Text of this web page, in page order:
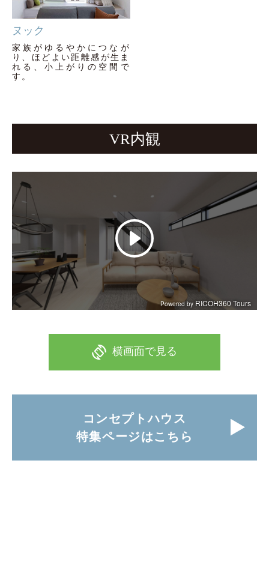
ヌック
家族がゆるやかにつなが
り、ほどよい距離感が生ま
れる、小上がりの空間で
す。
VR内観
mobile_rotate 横画面で見る
コンセプトハウス
特集ページはこちら